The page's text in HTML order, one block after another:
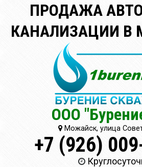
ПРОДАЖА
КАНАЛИЗАЦИИ В
ООО
Можайск, улица
+7 (926)